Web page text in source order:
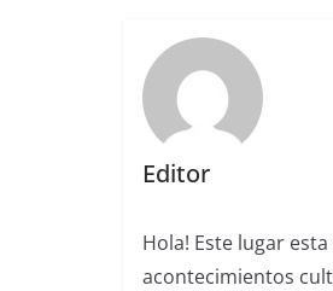
Editor
Hola! Este lugar
acontecimientos